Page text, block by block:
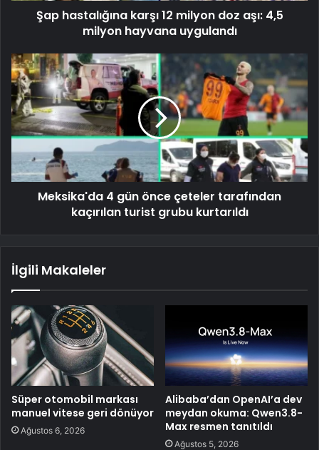
Şap hastalığına karşı 12 milyon doz aşı: 4,5
milyon hayvana uygulandı
Meksika'da 4 gün önce çeteler tarafından
kaçırılan turist grubu kurtarıldı
İlgili Makaleler
Süper otomobil markası
manuel vitese geri dönüyor
Ağustos 6, 2026
Alibaba’dan OpenAI’a dev
meydan okuma: Qwen3.8-
Max resmen tanıtıldı
Ağustos 5, 2026